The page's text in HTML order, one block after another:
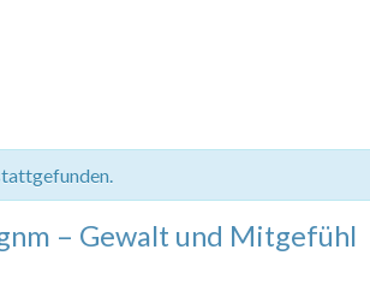
– Gewalt und Mitgefühl